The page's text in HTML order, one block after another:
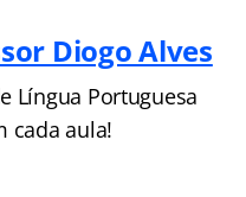
Diogo Alves
Língua Portuguesa
cada aula!